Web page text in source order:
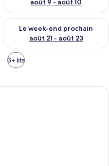
août 9 - août 10
end août 14 - août 16
Le week-end prochain
août 21 - août 23
Vérifier la disponibilité pour
3+ lits
Une chambre d’hôtel moderne